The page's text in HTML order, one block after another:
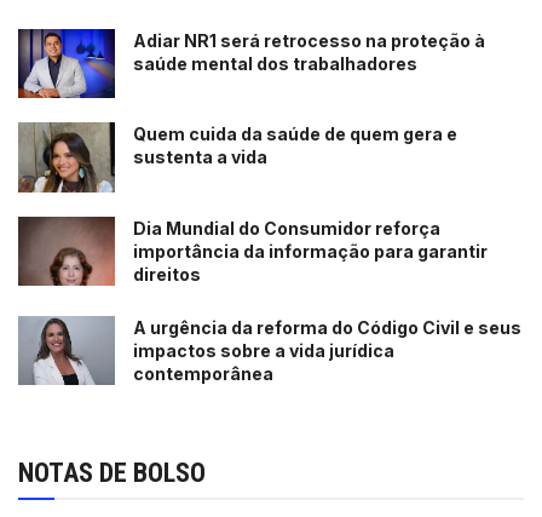
Adiar NR1 será retrocesso na proteção à
saúde mental dos trabalhadores
Quem cuida da saúde de quem gera e
sustenta a vida
Dia Mundial do Consumidor reforça
importância da informação para garantir
direitos
A urgência da reforma do Código Civil e seus
impactos sobre a vida jurídica
contemporânea
NOTAS DE BOLSO